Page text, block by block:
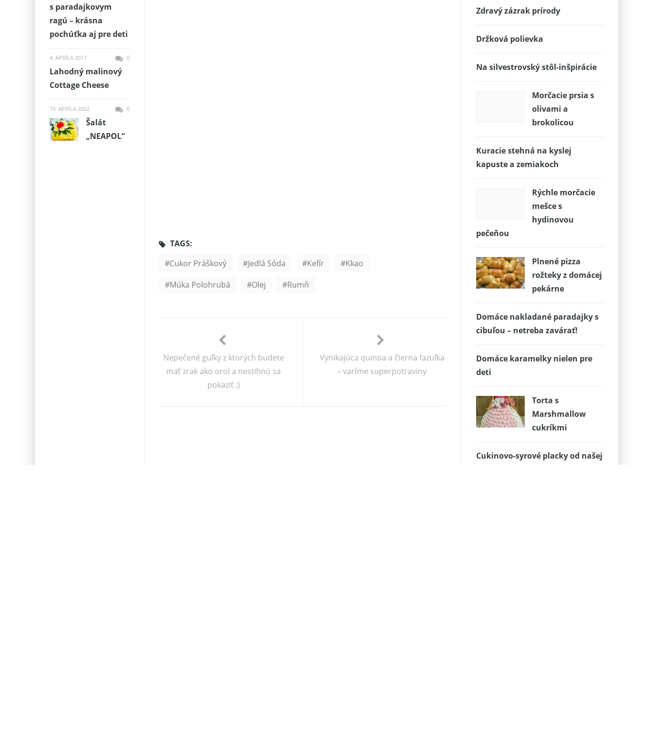
TAGS:
Cukor Práškový
Jedlá Sóda Kefír
Kkao
Múka Polohrubá
Olej Rumň
Nepečené guľky z ktorých budete
mať zrak ako orol a nestihnú sa
pokaziť :)
Vynikajúca quinoa a čierna fazuľka
– varíme superpotraviny
Zdravý zázrak prírody
Držková polievka
Na silvestrovský stôl-inšpirácie
Morčacie prsia s
olivami a
brokolicou
Kuracie stehná na kyslej
kapuste a zemiakoch
Rýchle morčacie
mešce s
hydinovou
pečeňou
Plnené pizza
rožteky z domácej
pekárne
Domáce nakladané paradajky s
cibuľou – netreba zavárať!
Domáce karamelky nielen pre
deti
Torta s
Marshmallow
cukríkmi
Cukinovo-syrové placky od našej
s paradajkovym
ragú – krásna
pochúťka aj pre deti
4. APRÍLA 2017 0
Lahodný malinový
Cottage Cheese
10. APRÍLA 2022 0
Šalát
„NEAPOL“